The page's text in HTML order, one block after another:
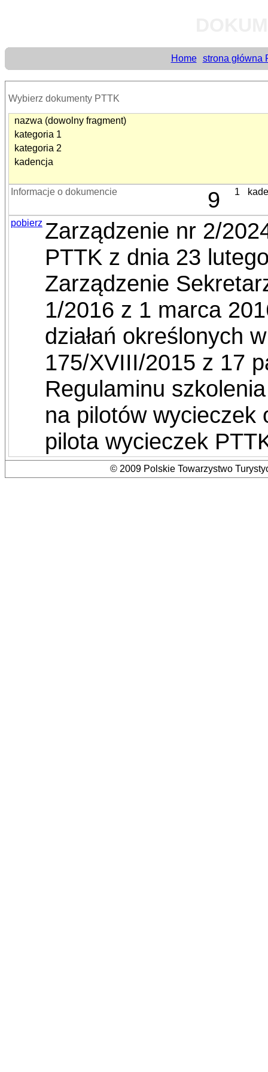
Home strona główna
Wybierz dokumenty PTTK
nazwa (dowolny fragment)
kategoria 1
kategoria 2
kadencja
Informacje o dokumencie 9 1
pobierz Zarządzenie nr 2/
PTTK z dnia 23
Zarządzenie
1/2016 z 1 marca
działań określonych
175/XVIII/2015 z 17
Regulaminu
na pilotów wycieczek
pilota wycieczek
© 2009 Polskie Towarzystwo